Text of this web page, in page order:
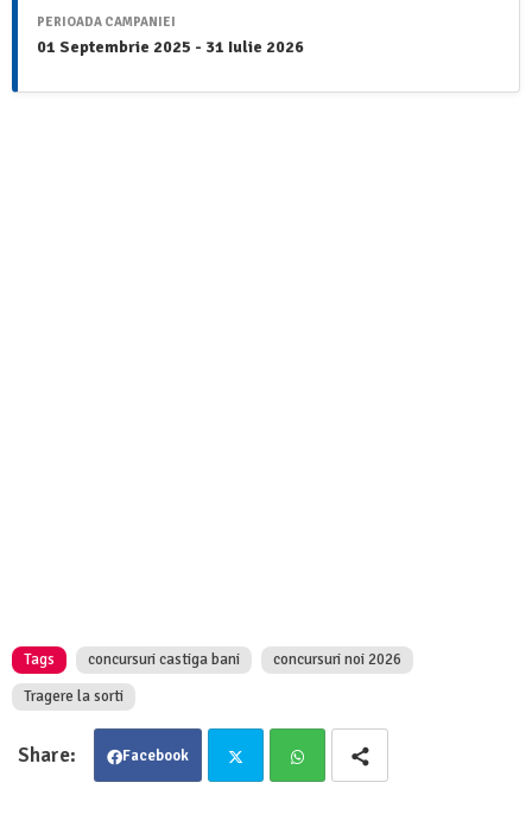
PERIOADA CAMPANIEI
01 Septembrie 2025 - 31 Iulie 2026
Tags concursuri castiga bani
concursuri noi 2026
Tragere la sorti
Facebook